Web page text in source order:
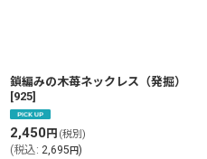
鎖編みの木苺ネックレス（発掘）
[925]
2,450円 (税別)
(税込: 2,695円)